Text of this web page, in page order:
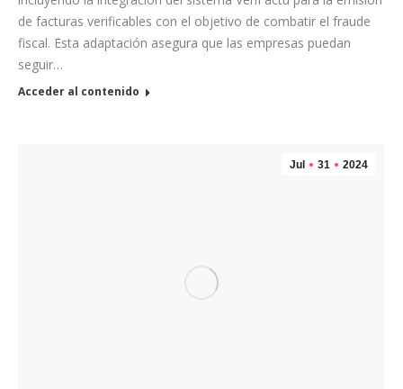
de facturas verificables con el objetivo de combatir el fraude
fiscal. Esta adaptación asegura que las empresas puedan
seguir…
Acceder al contenido
Jul 31 2024